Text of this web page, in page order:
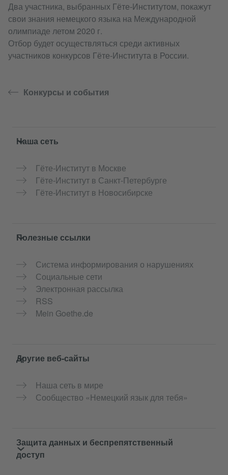
Два участника, выбранных Гёте-Институтом, покажут
свои знания немецкого языка на Международной
олимпиаде летом 2020 г.
Отбор будет осуществляться среди активных
участников конкурсов Гёте-Института в России.
Конкурсы и события
Service- und Informationsbereich
Наша сеть
Гёте-Институт в Москве
Гёте-Институт в Санкт-Петербурге
Гёте-Институт в Новосибирске
Полезные ссылки
Система информирования о нарушениях
Социальные сети
Электронная рассылка
RSS
Mein Goethe.de
Другие веб-сайты
Наша сеть в мире
Сообщество «Немецкий язык для тебя»
Защита данных и беспрепятственный
доступ